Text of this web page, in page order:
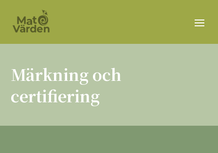
Märkning och
certifiering